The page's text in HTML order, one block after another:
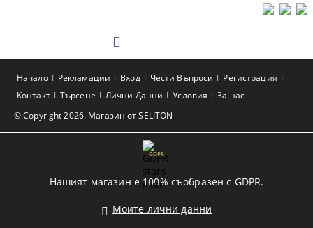
© Copyright 2026. Магазин от SELITON
Начало Рекламации Вход Чести Въпроси
Регистрация
Контакт
Търсене Лични Данни Условия За нас
GDPR
Нашият магазин е 100% съобразен с GDPR.
Моите лични данни